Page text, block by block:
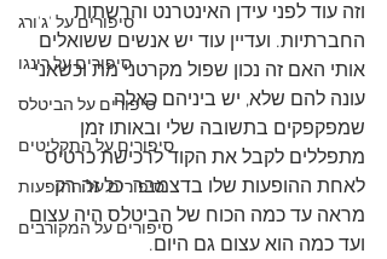
סיפורים על 'ג'ורג
סיפורים על רינגו
סיפורים על הביטלס
סיפורים על התקליטים
סיפורים על ההופעות
סיפורים על המקורבים
וזה עוד לפני עידן האינטרנט והרשתות
החברתיות. ועדיין עוד יש אנשים ששואלים
אותי האם זה נכון שפול מקרטני מת וכשאני
עונה להם שלא, יש ביניהם כאלה
שמפקפקים בתשובה שלי ובאותו זמן
מתפללים לקבל את הקוד לרכישת כרטיס
לאחת ההופעות שלו בדצמבר. כל זה רק
מראה עד כמה הכוח של הביטלס היה עצום
ועד כמה הוא עצום גם היום.